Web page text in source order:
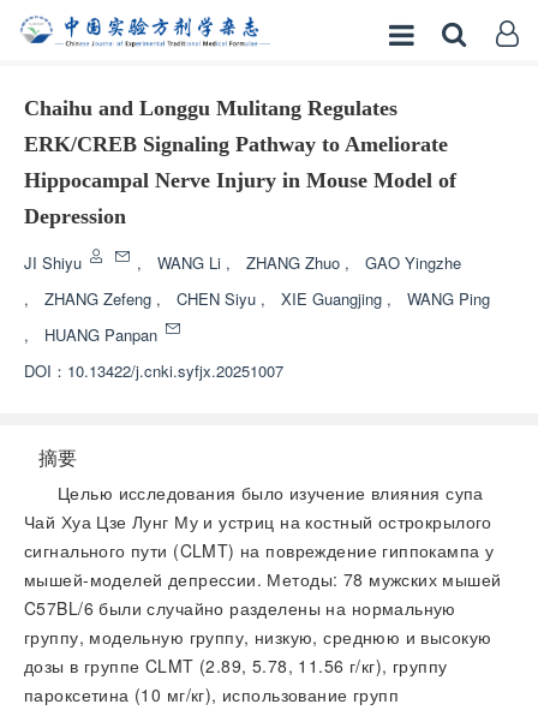
Chaihu and Longgu Mulitang Regulates
ERK/CREB Signaling Pathway to Ameliorate
Hippocampal Nerve Injury in Mouse Model of
Depression
JI Shiyu , WANG Li , ZHANG Zhuo ,
GAO Yingzhe
,
ZHANG Zefeng , CHEN Siyu , XIE Guangjing ,
WANG Ping
,
HUANG Panpan
DOI： 10.13422/j.cnki.syfjx.20251007
摘要
Целью исследования было изучение влияния супа
Чай Хуа Цзе Лунг Му и устриц на костный острокрылого
сигнального пути (CLMT) на повреждение гиппокампа у
мышей-моделей депрессии. Методы: 78 мужских мышей
C57BL/6 были случайно разделены на нормальную
группу, модельную группу, низкую, среднюю и высокую
дозы в группе CLMT (2.89, 5.78, 11.56 г/кг), группу
пароксетина (10 мг/кг), использование групп